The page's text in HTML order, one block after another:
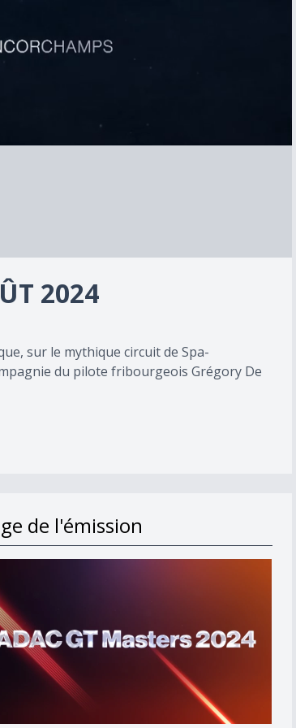
2024
sur le mythique circuit de Spa-
du pilote fribourgeois Grégory De
de l'émission